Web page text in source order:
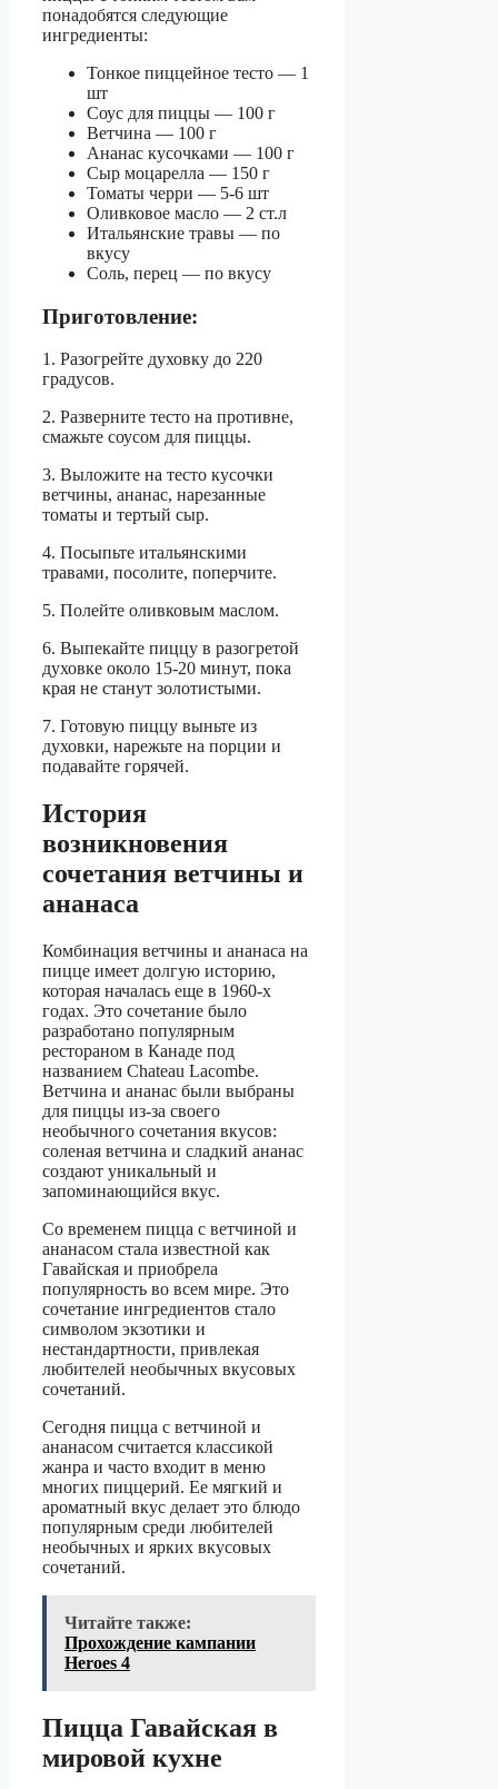
понадобятся следующие
ингредиенты:
Тонкое пиццейное тесто — 1
шт
Соус для пиццы — 100 г
Ветчина — 100 г
Ананас кусочками — 100 г
Сыр моцарелла — 150 г
Томаты черри — 5-6 шт
Оливковое масло — 2 ст.л
Итальянские травы — по
вкусу
Соль, перец — по вкусу
Приготовление:
1. Разогрейте духовку до 220
градусов.
2. Разверните тесто на противне,
смажьте соусом для пиццы.
3. Выложите на тесто кусочки
ветчины, ананас, нарезанные
томаты и тертый сыр.
4. Посыпьте итальянскими
травами, посолите, поперчите.
5. Полейте оливковым маслом.
6. Выпекайте пиццу в разогретой
духовке около 15-20 минут, пока
края не станут золотистыми.
7. Готовую пиццу выньте из
духовки, нарежьте на порции и
подавайте горячей.
История
возникновения
сочетания ветчины и
ананаса
Комбинация ветчины и ананаса на
пицце имеет долгую историю,
которая началась еще в 1960-х
годах. Это сочетание было
разработано популярным
рестораном в Канаде под
названием Chateau Lacombe.
Ветчина и ананас были выбраны
для пиццы из-за своего
необычного сочетания вкусов:
соленая ветчина и сладкий ананас
создают уникальный и
запоминающийся вкус.
Со временем пицца с ветчиной и
ананасом стала известной как
Гавайская и приобрела
популярность во всем мире. Это
сочетание ингредиентов стало
символом экзотики и
нестандартности, привлекая
любителей необычных вкусовых
сочетаний.
Сегодня пицца с ветчиной и
ананасом считается классикой
жанра и часто входит в меню
многих пиццерий. Ее мягкий и
ароматный вкус делает это блюдо
популярным среди любителей
необычных и ярких вкусовых
сочетаний.
Читайте также:
Прохождение кампании
Heroes 4
Пицца Гавайская в
мировой кухне